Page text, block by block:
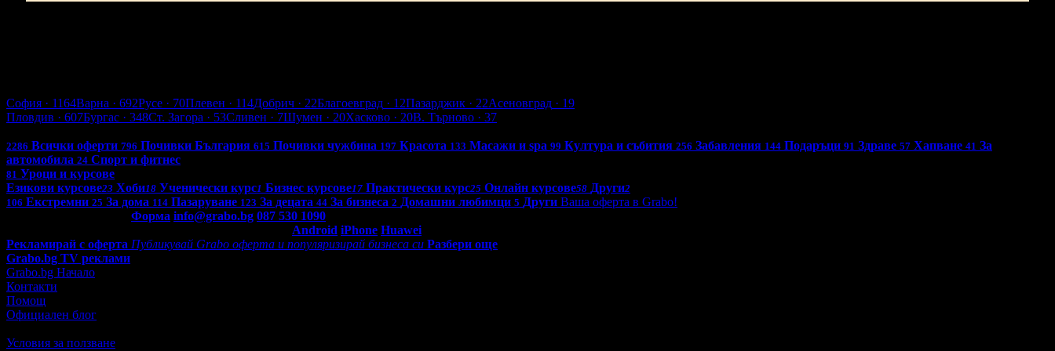
София · 1164Варна · 692Русе · 70Плевен · 114Добрич · 22Благоевград · 12Пазарджик · 22Асеновград · 19
Пловдив · 607Бургас · 348Ст. Загора · 53Сливен · 7Шумен · 20Хасково · 20В. Търново · 37
2286 Всички оферти 796 Почивки България 615 Почивки чужбина 197 Красота 133 Масажи и spa 99 Култура и събития 256 Забавления 144 Подаръци 91 Здраве 57 Хапване 41 За
автомобила 24 Спорт и фитнес
81 Уроци и курсове
Езикови курсове23 Хоби18 Ученически курс1 Бизнес курсове17 Практически курс25 Онлайн курсове58 Други2
106 Екстремни 25 За дома 114 Пазаруване 123 За децата 44 За бизнеса 2 Домашни любимци 5 Други Ваша оферта в Grabo!
Форма info@grabo.bg 087 530 1090
Android iPhone Huawei
Рекламирай с оферта Публикувай Grabo оферта и популяризирай бизнеса си Разбери още
Grabo.bg TV реклами
Grabo.bg Начало
Контакти
Помощ
Официален блог
Условия за ползване